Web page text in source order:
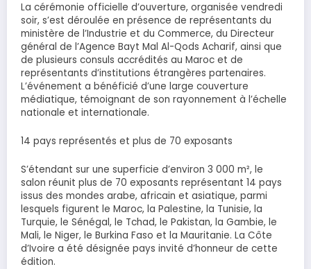
La cérémonie officielle d’ouverture, organisée vendredi
soir, s’est déroulée en présence de représentants du
ministère de l’Industrie et du Commerce, du Directeur
général de l’Agence Bayt Mal Al-Qods Acharif, ainsi que
de plusieurs consuls accrédités au Maroc et de
représentants d’institutions étrangères partenaires.
L’événement a bénéficié d’une large couverture
médiatique, témoignant de son rayonnement à l’échelle
nationale et internationale.
14 pays représentés et plus de 70 exposants
S’étendant sur une superficie d’environ 3 000 m², le
salon réunit plus de 70 exposants représentant 14 pays
issus des mondes arabe, africain et asiatique, parmi
lesquels figurent le Maroc, la Palestine, la Tunisie, la
Turquie, le Sénégal, le Tchad, le Pakistan, la Gambie, le
Mali, le Niger, le Burkina Faso et la Mauritanie. La Côte
d’Ivoire a été désignée pays invité d’honneur de cette
édition.